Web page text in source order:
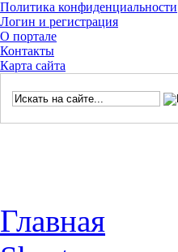
Политика конфиденциальности
Логин и регистрация
О портале
Контакты
Карта сайта
Главная